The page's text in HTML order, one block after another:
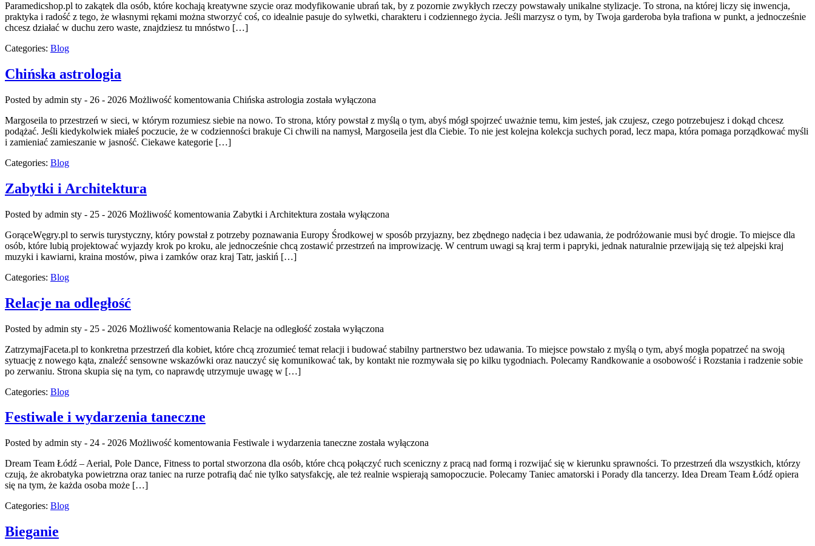
Paramedicshop.pl to zakątek dla osób, które kochają kreatywne szycie oraz modyfikowanie ubrań tak, by z pozornie zwykłych rzeczy powstawały unikalne stylizacje. To strona, na której liczy się inwencja,
praktyka i radość z tego, że własnymi rękami można stworzyć coś, co idealnie pasuje do sylwetki, charakteru i codziennego życia. Jeśli marzysz o tym, by Twoja garderoba była trafiona w punkt, a jednocześnie
chcesz działać w duchu zero waste, znajdziesz tu mnóstwo […]
Categories: Blog
Chińska astrologia
Posted by admin sty - 26 - 2026 Możliwość komentowania Chińska astrologia została wyłączona
Margoseila to przestrzeń w sieci, w którym rozumiesz siebie na nowo. To strona, który powstał z myślą o tym, abyś mógł spojrzeć uważnie temu, kim jesteś, jak czujesz, czego potrzebujesz i dokąd chcesz
podążać. Jeśli kiedykolwiek miałeś poczucie, że w codzienności brakuje Ci chwili na namysł, Margoseila jest dla Ciebie. To nie jest kolejna kolekcja suchych porad, lecz mapa, która pomaga porządkować myśli
i zamieniać zamieszanie w jasność. Ciekawe kategorie […]
Categories: Blog
Zabytki i Architektura
Posted by admin sty - 25 - 2026 Możliwość komentowania Zabytki i Architektura została wyłączona
GorąceWęgry.pl to serwis turystyczny, który powstał z potrzeby poznawania Europy Środkowej w sposób przyjazny, bez zbędnego nadęcia i bez udawania, że podróżowanie musi być drogie. To miejsce dla
osób, które lubią projektować wyjazdy krok po kroku, ale jednocześnie chcą zostawić przestrzeń na improwizację. W centrum uwagi są kraj term i papryki, jednak naturalnie przewijają się też alpejski kraj
muzyki i kawiarni, kraina mostów, piwa i zamków oraz kraj Tatr, jaskiń […]
Categories: Blog
Relacje na odległość
Posted by admin sty - 25 - 2026 Możliwość komentowania Relacje na odległość została wyłączona
ZatrzymajFaceta.pl to konkretna przestrzeń dla kobiet, które chcą zrozumieć temat relacji i budować stabilny partnerstwo bez udawania. To miejsce powstało z myślą o tym, abyś mogła popatrzeć na swoją
sytuację z nowego kąta, znaleźć sensowne wskazówki oraz nauczyć się komunikować tak, by kontakt nie rozmywała się po kilku tygodniach. Polecamy Randkowanie a osobowość i Rozstania i radzenie sobie
po zerwaniu. Strona skupia się na tym, co naprawdę utrzymuje uwagę w […]
Categories: Blog
Festiwale i wydarzenia taneczne
Posted by admin sty - 24 - 2026 Możliwość komentowania Festiwale i wydarzenia taneczne została wyłączona
Dream Team Łódź – Aerial, Pole Dance, Fitness to portal stworzona dla osób, które chcą połączyć ruch sceniczny z pracą nad formą i rozwijać się w kierunku sprawności. To przestrzeń dla wszystkich, którzy
czują, że akrobatyka powietrzna oraz taniec na rurze potrafią dać nie tylko satysfakcję, ale też realnie wspierają samopoczucie. Polecamy Taniec amatorski i Porady dla tancerzy. Idea Dream Team Łódź opiera
się na tym, że każda osoba może […]
Categories: Blog
Bieganie